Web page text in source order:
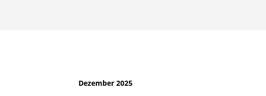
Dezember 2025